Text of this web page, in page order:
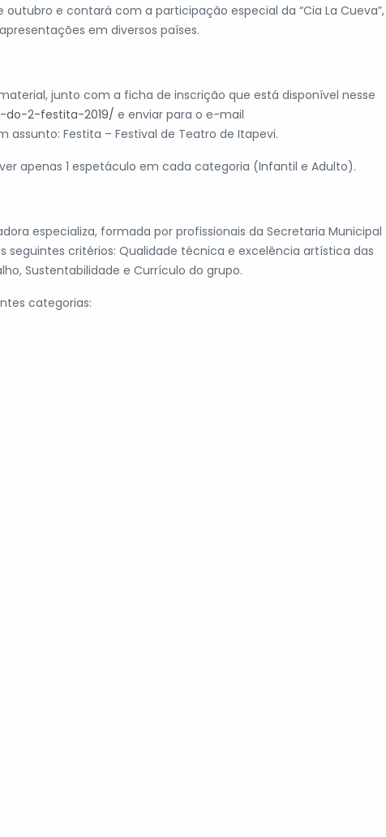
e contará com a participação especial da “Cia La Cueva”,
em diversos países.
junto com a ficha de inscrição que está disponível nesse
do-2-festita-2019/ e enviar para o e-mail
assunto: Festita – Festival de Teatro de Itapevi.
apenas 1 espetáculo em cada categoria (Infantil e Adulto).
especializa, formada por profissionais da Secretaria Municipal
seguintes critérios: Qualidade técnica e excelência artística das
Sustentabilidade e Currículo do grupo.
categorias: